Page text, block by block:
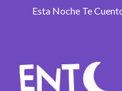
Esta Noche Te